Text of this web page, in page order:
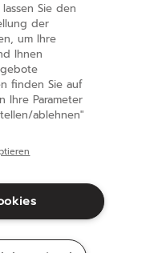
Sie den
der
um Ihre
Ihnen
finden Sie auf
Ihre Parameter
ablehnen"